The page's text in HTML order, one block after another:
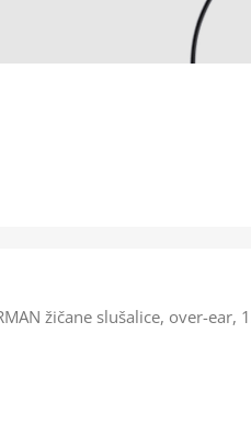
žičane slušalice, over-